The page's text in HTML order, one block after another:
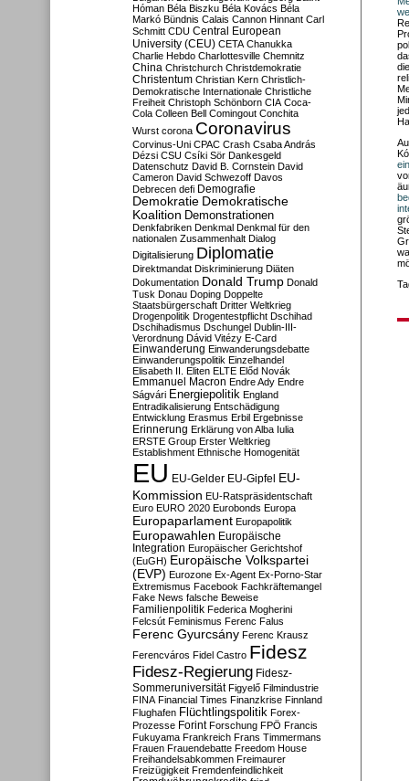
Hóman Béla Biszku Béla Kovács Béla
Markó Bündnis Calais Cannon Hinnant Carl
Schmitt CDU Central European
University (CEU) CETA Chanukka
Charlie Hebdo Charlottesville Chemnitz
China Christchurch Christdemokratie
Christentum Christian Kern Christlich-
Demokratische Internationale Christliche
Freiheit Christoph Schönborn CIA Coca-
Cola Colleen Bell Comingout Conchita
Wurst corona Coronavirus
Corvinus-Uni CPAC Crash Csaba András
Dézsi CSU Csíki Sör Dankesgeld
Datenschutz David B. Cornstein David
Cameron David Schwezoff Davos
Debrecen defi Demografie
Demokratie Demokratische
Koalition Demonstrationen
Denkfabriken Denkmal Denkmal für den
nationalen Zusammenhalt Dialog
Digitalisierung Diplomatie
Direktmandat Diskriminierung Diäten
Dokumentation Donald Trump Donald
Tusk Donau Doping Doppelte
Staatsbürgerschaft Dritter Weltkrieg
Drogenpolitik Drogentestpflicht Dschihad
Dschihadismus Dschungel Dublin-III-
Verordnung Dávid Vitézy E-Card
Einwanderung Einwanderungsdebatte
Einwanderungspolitik Einzelhandel
Elisabeth II. Eliten ELTE Előd Novák
Emmanuel Macron Endre Ady Endre
Ságvári Energiepolitik England
Entradikalisierung Entschädigung
Entwicklung Erasmus Erbil Ergebnisse
Erinnerung Erklärung von Alba Iulia
ERSTE Group Erster Weltkrieg
Establishment Ethnische Homogenität
EU EU-Gelder EU-Gipfel EU-
Kommission EU-Ratspräsidentschaft
Euro EURO 2020 Eurobonds Europa
Europaparlament Europapolitik
Europawahlen Europäische
Integration Europäischer Gerichtshof
(EuGH) Europäische Volkspartei
(EVP) Eurozone Ex-Agent Ex-Porno-Star
Extremismus Facebook Fachkräftemangel
Fake News falsche Beweise
Familienpolitik Federica Mogherini
Felcsút Feminismus Ferenc Falus
Ferenc Gyurcsány Ferenc Krausz
Ferencváros Fidel Castro Fidesz
Fidesz-Regierung Fidesz-
Sommeruniversität Figyelő Filmindustrie
FINA Financial Times Finanzkrise Finnland
Flughafen Flüchtlingspolitik Forex-
Prozesse Forint Forschung FPÖ Francis
Fukuyama Frankreich Frans Timmermans
Frauen Frauendebatte Freedom House
Freihandelsabkommen Freimaurer
Freizügigkeit Fremdenfeindlichkeit